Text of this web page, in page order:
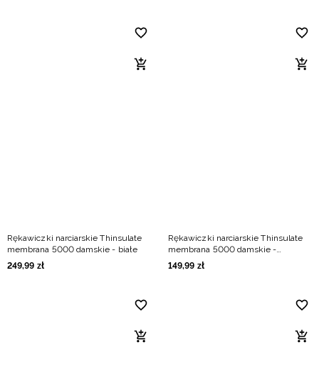
Rękawiczki narciarskie Thinsulate
membrana 5000 damskie - białe
249,99 zł
Rękawiczki narciarskie Thinsulate
membrana 5000 damskie -
czerwone
149,99 zł